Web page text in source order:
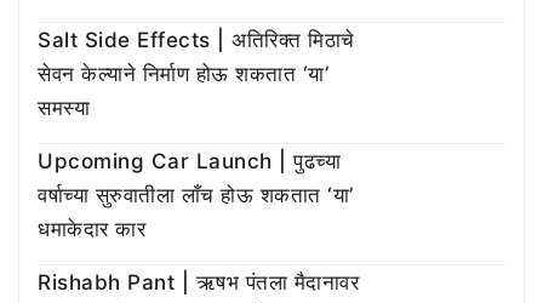
Salt Side Effects | अतिरिक्त मिठाचे
सेवन केल्याने निर्माण होऊ शकतात ‘या’
समस्या
Upcoming Car Launch | पुढच्या
वर्षाच्या सुरुवातीला लाँच होऊ शकतात ‘या’
धमाकेदार कार
Rishabh Pant | ऋषभ पंतला मैदानावर